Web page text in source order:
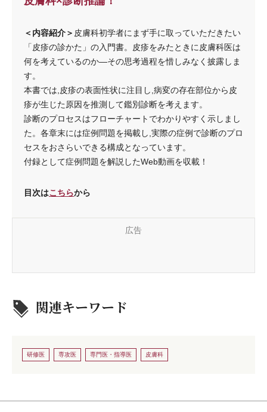
＜内容紹介＞ 皮膚科初学者にまず手に取っていただきたい
「皮疹の診かた」の入門書。皮疹をみたときに皮膚科医は
何を考えているのか―その思考過程を惜しみなく披露しま
す。
本書では,皮疹の表面性状に注目し,病変の存在部位から皮
疹が生じた原因を推測して鑑別診断を考えます。
診断のプロセスはフローチャートでわかりやすく示しまし
た。各章末には症例問題を掲載し,実際の症例で診断のプロ
セスをおさらいできる構成となっています。
付録として症例問題を解説したWeb動画を収載！
目次はこちらから
広告
関連キーワード
研修医 専攻医 専門医・指導医 皮膚科